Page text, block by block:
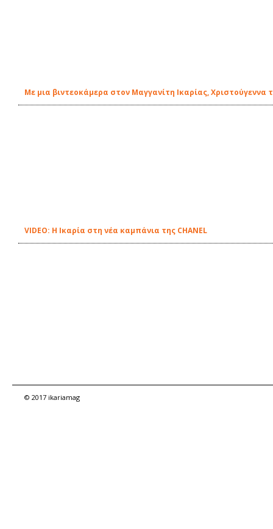
Με μια βιντεοκάμερα στον Μαγγανίτη Ικαρίας, Χριστούγεννα
VIDEO: Η Ικαρία στη νέα καμπάνια της CHANEL
© 2017 ikariamag